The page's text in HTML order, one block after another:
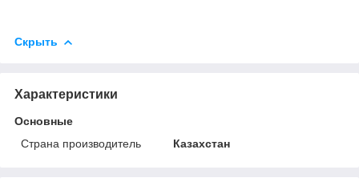
Скрыть
Характеристики
Основные
Страна производитель
Казахстан